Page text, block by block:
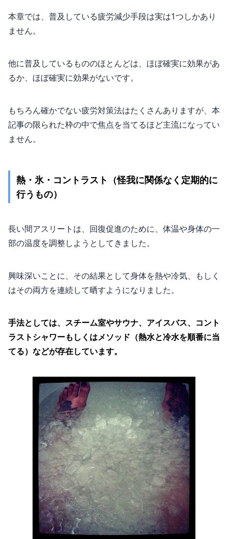
本章では、普及している疲労減少手段は実は1つしかあり
ません。
他に普及しているもののほとんどは、ほぼ確実に効果があ
るか、ほぼ確実に効果がないです。
もちろん確かでない疲労対策法はたくさんありますが、本
記事の限られた枠の中で焦点を当てるほど主流になってい
ません。
熱・氷・コントラスト（怪我に関係なく定期的に
行うもの）
長い間アスリートは、回復促進のために、体温や身体の一
部の温度を調整しようとしてきました。
興味深いことに、その結果として身体を熱や冷気、もしく
はその両方を連続して晒すようになりました。
手法としては、スチーム室やサウナ、アイスバス、コント
ラストシャワーもしくはメソッド（熱水と冷水を順番に当
てる）などが存在しています。